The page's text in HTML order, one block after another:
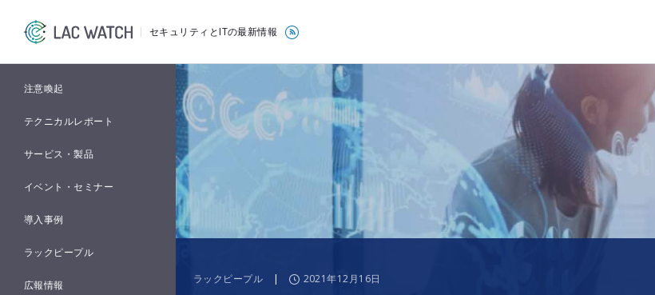
セキュリティとITの最新情報
注意喚起
テクニカルレポート
サービス・製品
イベント・セミナー
導入事例
ラックピープル
広報情報 ラックピープル | 2021年12月16日